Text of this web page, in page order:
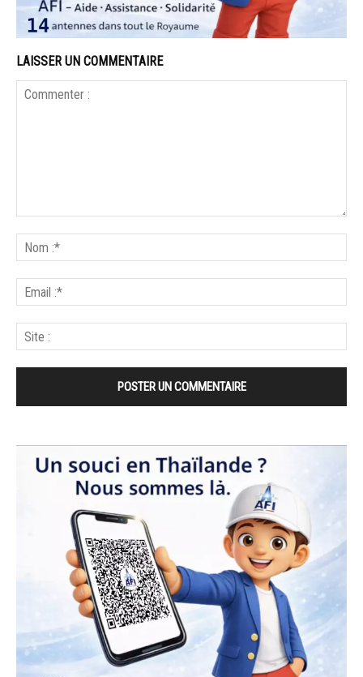
LAISSER UN COMMENTAIRE